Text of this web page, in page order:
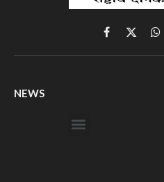
Facebook
X
NEWS